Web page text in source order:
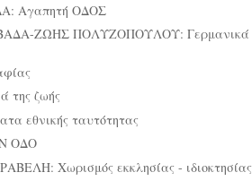
Αγαπητή ΟΔΟΣ
ΖΩΗΣ ΠΟΛΥΖΟΠΟΥΛΟΥ: Γερμανικά
της ζωής
εθνικής ταυτότητας
ΟΔΟ
Χωρισμός εκκλησίας - ιδιοκτησίας